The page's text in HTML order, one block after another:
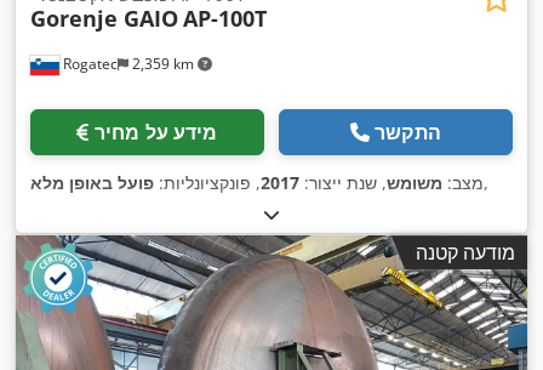
Rogatec 2,359 km
Gorenje GAIOAP-100T
מידע על מחיר התקשר
מצב: משומש, שנת ייצור: 2017, פונקציונליות: פועל באופן מלא ,
מודעה קטנה